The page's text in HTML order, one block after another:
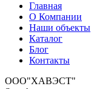
Главная
О Компании
Наши объекты
Каталог
Блог
Контакты
ООО"ХАВЭСТ"